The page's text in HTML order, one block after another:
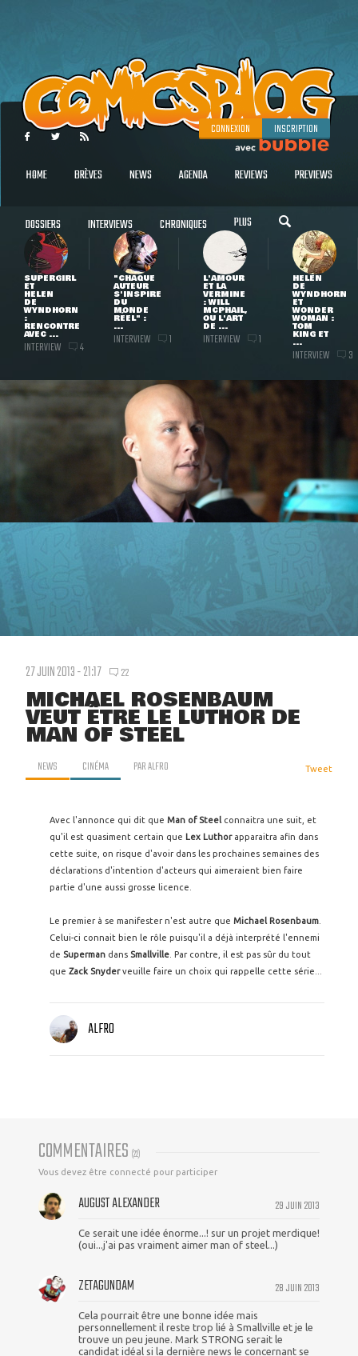
CONNEXION INSCRIPTION
HOME BRÈVES NEWS AGENDA REVIEWS PREVIEWS
DOSSIERS INTERVIEWS CHRONIQUES PLUS
SUPERGIRL
ET
HELEN
DE
WYNDHORN
:
RENCONTRE
AVEC ...
INTERVIEW 4
"CHAQUE
AUTEUR
S'INSPIRE
DU
MONDE
RÉEL" :
...
INTERVIEW 1
L'AMOUR
ET LA
VERMINE
: WILL
MCPHAIL,
OU L'ART
DE ...
INTERVIEW 1
HELEN
DE
WYNDHORN
ET
WONDER
WOMAN :
TOM
KING ET
...
INTERVIEW 3
27 JUIN 2013 - 21:17 22
MICHAEL ROSENBAUM
VEUT ÊTRE LE LUTHOR DE
MAN OF STEEL
NEWS CINÉMA PARALFRO Tweet
Avec l'annonce qui dit que Man of Steel connaitra une suit, et
qu'il est quasiment certain que Lex Luthorapparaitra afin dans
cette suite, on risque d'avoir dans les prochaines semaines des
déclarations d'intention d'acteurs qui aimeraient bien faire
partie d'une aussi grosse licence.
Le premier à se manifester n'est autre que Michael Rosenbaum
Celui-ci connait bien le rôle puisqu'il a déjà interprété l'ennemi
de Superman dans Smallville . Par contre, il est pas sûr du tout
que Zack Snyderveuille faire un choix qui rappelle cette série...
ALFRO
COMMENTAIRES (22)
Vous devez être connecté pour participer
29 JUIN 2013
AUGUST ALEXANDER
Ce serait une idée énorme...! sur un projet merdique!
(oui...j'ai pas vraiment aimer man of steel...)
28 JUIN 2013
ZETAGUNDAM
Cela pourrait être une bonne idée mais
personnellement il reste trop lié à Smallville et je le
trouve un peu jeune. Mark STRONG serait le
candidat idéal si la dernière news le concernant se